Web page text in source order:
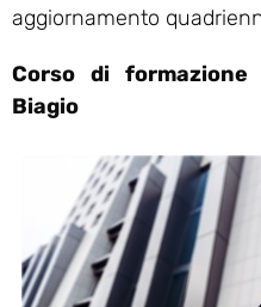
aggiornamento
Corso di formazione
Biagio